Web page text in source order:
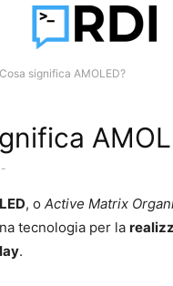
Cosa significa AMOLED?
-
, o Active Matrix
tecnologia per la
.